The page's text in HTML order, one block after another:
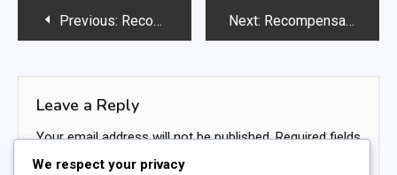
PostPrevious: Recompensas de Código Específico de Experiencia: recompensas coleccionables, mejoras en el juego, ediciones especiales Next: Recompensas de Código Específicas de la Experiencia: Recompensas digitales, Artículos promocionales, Características únicas
Leave a Reply
Your email address will not be published. Required fields
are marked *
We respect your privacy